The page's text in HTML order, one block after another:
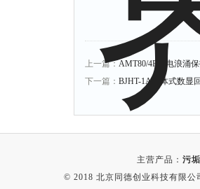
上一篇：AMT80/4P风电浪涌
下一篇： BJHT-1A一体式数显
主营产品： 污
© 2018 北京同德创业科技有限